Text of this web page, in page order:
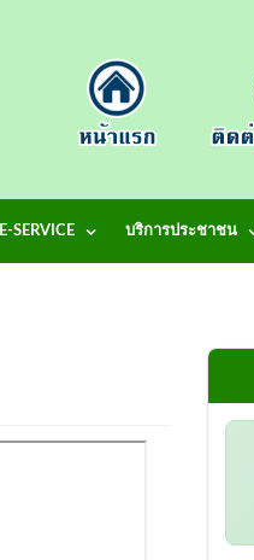
E-SERVICE บริการประชาชน